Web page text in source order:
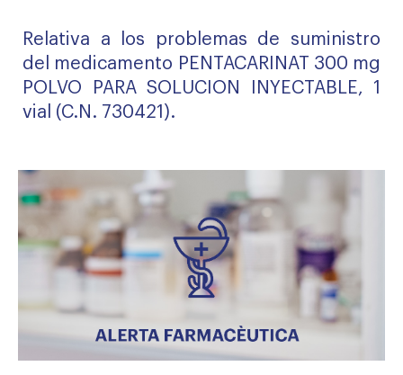
Relativa a los problemas de suministro
del medicamento PENTACARINAT 300 mg
POLVO PARA SOLUCION INYECTABLE, 1
vial (C.N. 730421).